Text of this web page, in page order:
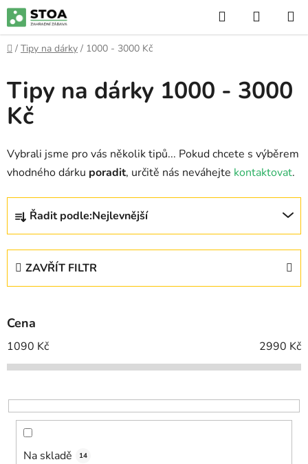
Přejít
na
obsah
Hledat
KOŠÍK
Domů
/ Tipy na dárky / 1000 - 3000 Kč
Tipy na dárky 1000 - 3000
Kč
Vybrali jsme pro vás několik tipů... Pokud chcete s výběrem
vhodného dárku poradit, určitě nás neváhejte kontaktovat.
Ř
z
p
r
o
d
k
t
Řadit podle:Nejlevnější
ZAVŘÍT FILTR
Cena
1090 Kč 2990 Kč
Na skladě 14